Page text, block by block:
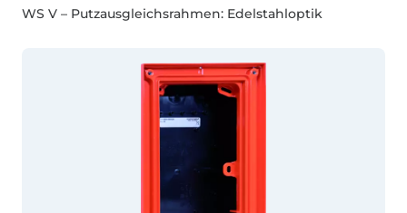
WS V – Putzausgleichsrahmen: Edelstahloptik